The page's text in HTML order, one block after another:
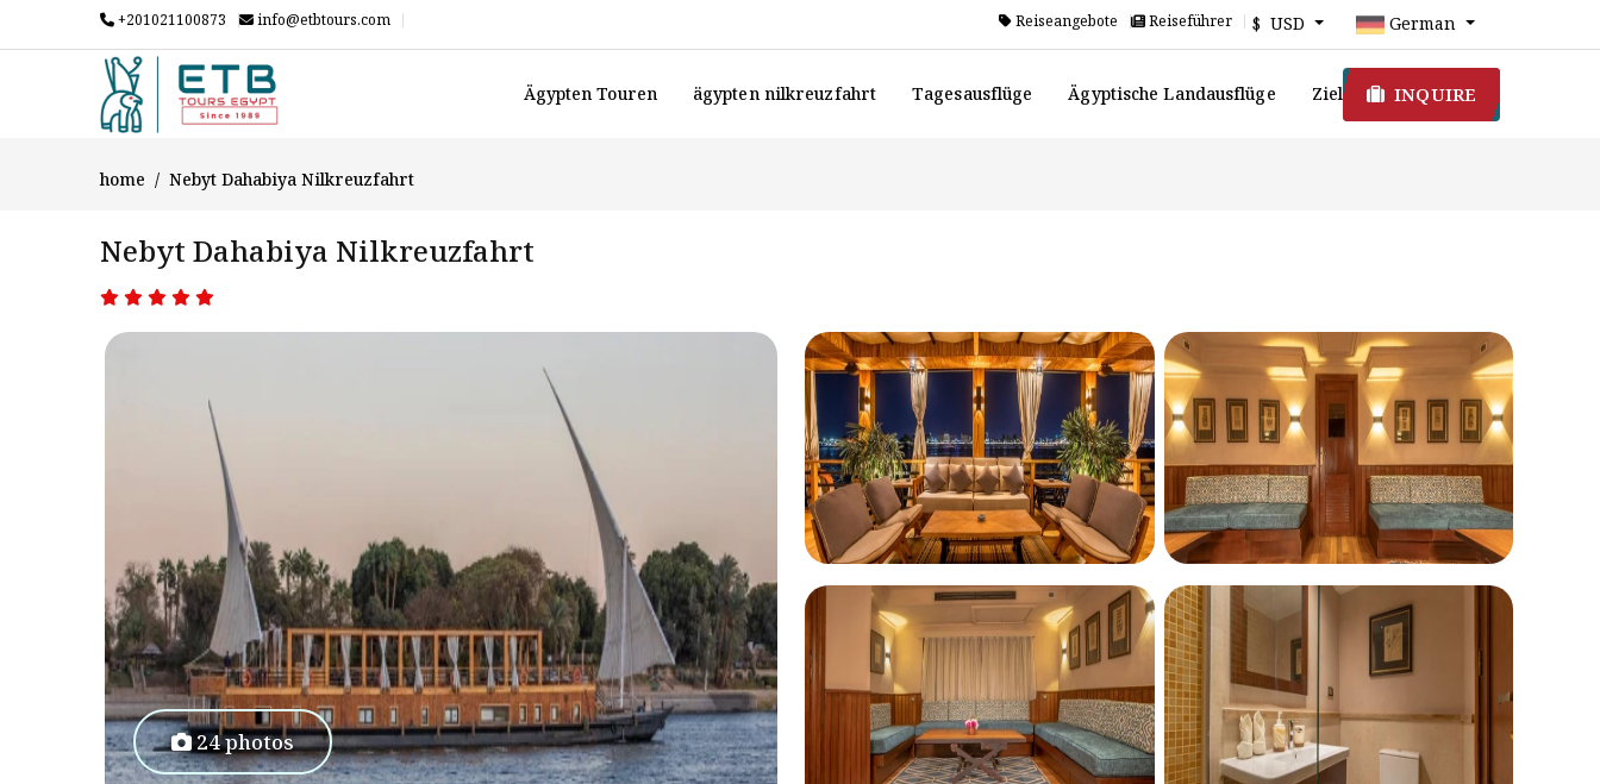
+201021100873 info@etbtours.com Reiseangebote Reiseführer $ USD German
Ägypten Touren ägypten nilkreuzfahrt Tagesausflüge Ägyptische Landausflüge Ziel INQUIRE
home Nebyt Dahabiya Nilkreuzfahrt
Nebyt Dahabiya Nilkreuzfahrt
24 photos